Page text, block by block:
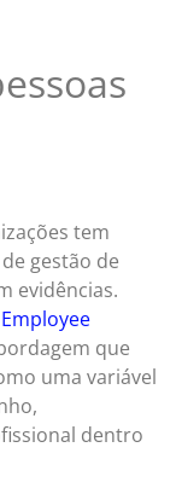
tem
gestão de
evidências.
Employee
que
uma variável
dentro